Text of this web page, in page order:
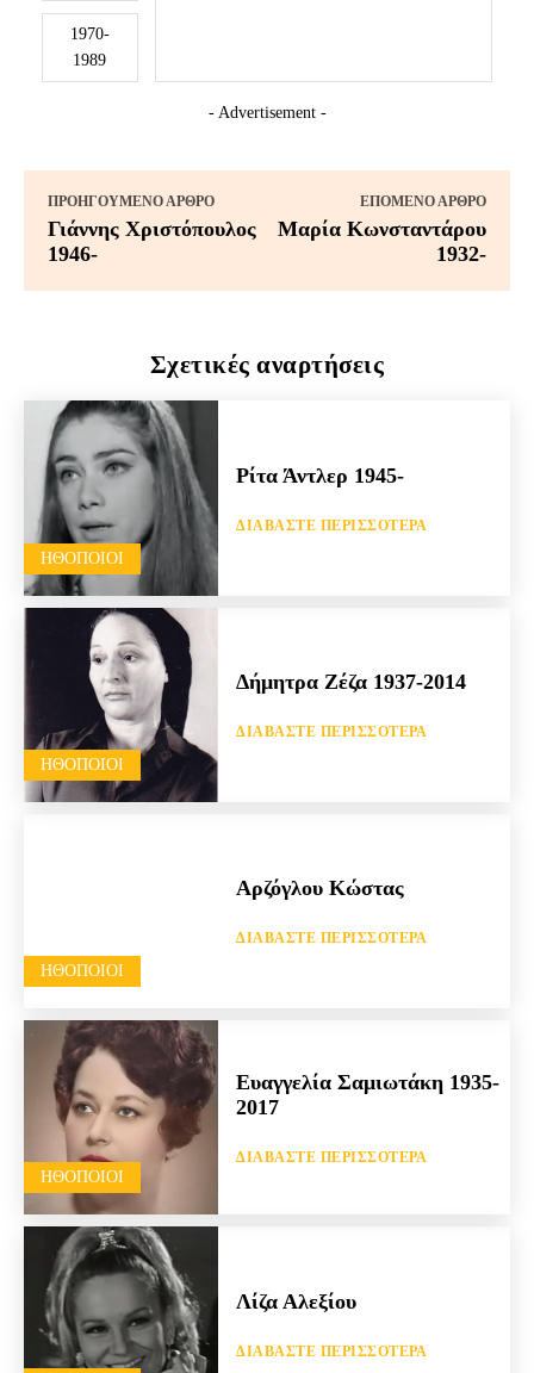
Σχετικές αναρτήσεις
HΘΟΠΟΙΟΊ
Ρίτα Άντλερ 1945-
ΔΙΑΒΆΣΤΕ ΠΕΡΙΣΣΌΤΕΡΑ
HΘΟΠΟΙΟΊ
Δήμητρα Ζέζα 1937-2014
ΔΙΑΒΆΣΤΕ ΠΕΡΙΣΣΌΤΕΡΑ
HΘΟΠΟΙΟΊ
Αρζόγλου Κώστας
ΔΙΑΒΆΣΤΕ ΠΕΡΙΣΣΌΤΕΡΑ
HΘΟΠΟΙΟΊ
Ευαγγελία Σαμιωτάκη 1935-
2017
ΔΙΑΒΆΣΤΕ ΠΕΡΙΣΣΌΤΕΡΑ
Λίζα Αλεξίου
ΔΙΑΒΆΣΤΕ ΠΕΡΙΣΣΌΤΕΡΑ
1970-
1989
- Advertisement -
ΠΡΟΗΓΟΎΜΕΝΟ ΆΡΘΡΟ
Γιάννης Χριστόπουλος
1946-
ΕΠΌΜΕΝΟ ΆΡΘΡΟ
Μαρία Κωνσταντάρου
1932-